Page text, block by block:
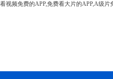
看视频免费的APP,免费看大片的APP,A级